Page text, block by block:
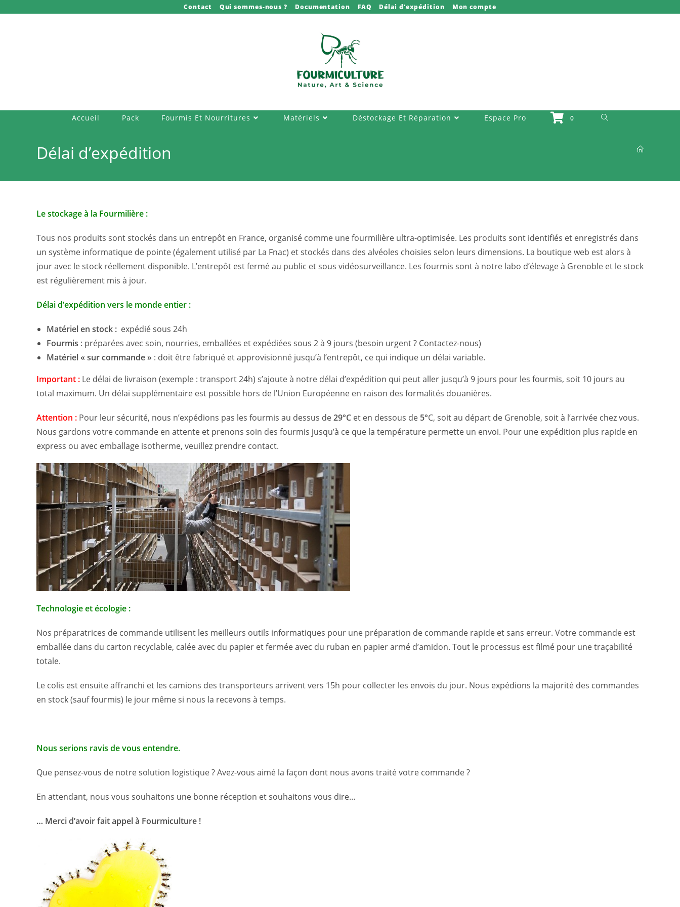
Contact Qui sommes-nous ? Documentation FAQ Délai d’expédition Mon compte
Accueil Pack Fourmis Et Nourritures Matériels Déstockage Et Réparation Espace Pro 0 Toggle Website Search
Délai d’expédition
Le stockage à la Fourmilière :
Tous nos produits sont stockés dans un entrepôt en France, organisé comme une fourmilière ultra-optimisée. Les produits sont identifiés et enregistrés dans
un système informatique de pointe (également utilisé par La Fnac) et stockés dans des alvéoles choisies selon leurs dimensions. La boutique web est alors à
jour avec le stock réellement disponible. L’entrepôt est fermé au public et sous vidéosurveillance. Les fourmis sont à notre labo d’élevage à Grenoble et le stock
est régulièrement mis à jour.
Délai d’expédition vers le monde entier :
Matérielen stock : expédié sous 24h
Fourmis : préparées avec soin, nourries, emballées et expédiées sous 2 à 9 jours (besoin urgent ? Contactez-nous)
Matériel« sur commande » : doit être fabriqué et approvisionné jusqu’à l’entrepôt, ce qui indique un délai variable.
Important : Le délai de livraison (exemple : transport 24h) s’ajoute à notre délai d’expédition qui peut aller jusqu’à 9 jours pour les fourmis, soit 10 jours au
total maximum. Un délai supplémentaire est possible hors de l’Union Européenne en raison des formalités douanières.
Attention : Pour leur sécurité, nous n’expédions pas les fourmis au dessus de29°C et en dessous de 5°C, soit au départ de Grenoble, soit à l’arrivée chez vous.
Nous gardons votre commande en attente et prenons soin des fourmis jusqu’à ce que la température permette un envoi. Pour une expédition plus rapide en
express ou avec emballage isotherme, veuillez prendre contact.
Technologie et écologie :
Nos préparatrices de commande utilisent les meilleurs outils informatiques pour une préparation de commande rapide et sans erreur. Votre commande est
emballée dans du carton recyclable, calée avec du papier et fermée avec du ruban en papier armé d’amidon. Tout le processus est filmé pour une traçabilité
totale.
Le colis est ensuite affranchi et les camions des transporteurs arrivent vers 15h pour collecter les envois du jour. Nous expédions la majorité des commandes
en stock (sauf fourmis) le jour même si nous la recevons à temps.
Nous serions ravis de vous entendre.
Que pensez-vous de notre solution logistique ? Avez-vous aimé la façon dont nous avons traité votre commande ?
En attendant, nous vous souhaitons une bonne réception et souhaitons vous dire…
… Merci d’avoir fait appel à Fourmiculture !